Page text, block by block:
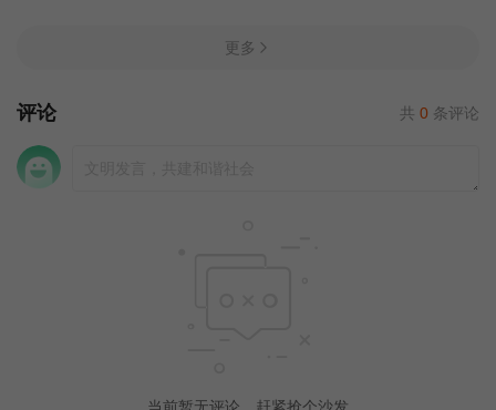
更多
评论 共 0 条评论
当前暂无评论，赶紧抢个沙发